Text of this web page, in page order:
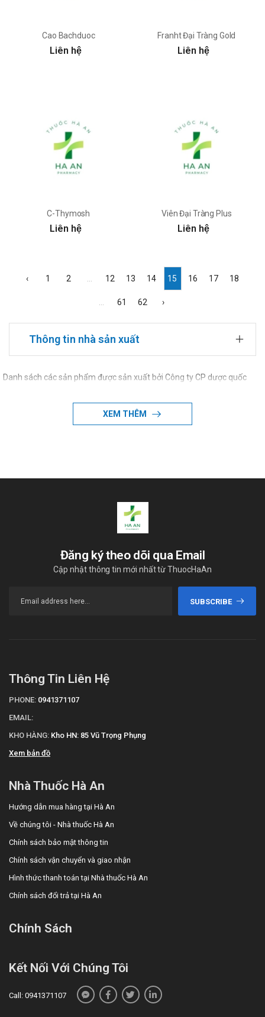
Cao Bachduoc
Liên hệ
Franht Đại Tràng Gold
Liên hệ
C-Thymosh
Liên hệ
Viên Đại Tràng Plus
Liên hệ
‹ 1 2 12 13 14 15 16 17 18
61 62 ›
Thông tin nhà sản xuất
Danh sách các sản phẩm được sản xuất bởi Công ty CP dược quốc
XEM THÊM
Đăng ký theo dõi qua Email
Cập nhật thông tin mới nhất từ ThuocHaAn
SUBSCRIBE
Thông Tin Liên Hệ
PHONE: 0941371107
EMAIL:
KHO HÀNG: Kho HN: 85 Vũ Trọng Phụng
Xem bản đồ
Nhà Thuốc Hà An
Hướng dẫn mua hàng tại Hà An
Về chúng tôi - Nhà thuốc Hà An
Chính sách bảo mật thông tin
Chính sách vận chuyển và giao nhận
Hình thức thanh toán tại Nhà thuốc Hà An
Chính sách đổi trả tại Hà An
Chính Sách
Kết Nối Với Chúng Tôi
Call: 0941371107